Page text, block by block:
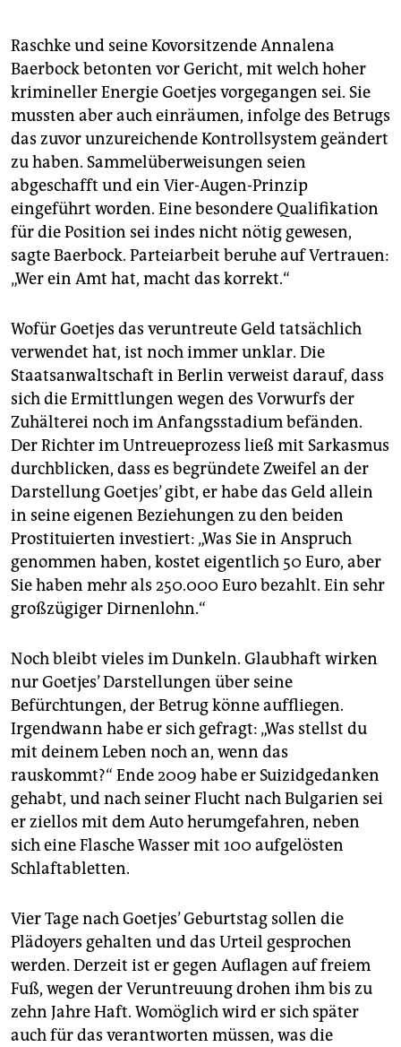
Raschke und seine Kovorsitzende Annalena
Baerbock betonten vor Gericht, mit welch hoher
krimineller Energie Goetjes vorgegangen sei. Sie
mussten aber auch einräumen, infolge des Betrugs
das zuvor unzureichende Kontrollsystem geändert
zu haben. Sammelüberweisungen seien
abgeschafft und ein Vier-Augen-Prinzip
eingeführt worden. Eine besondere Qualifikation
für die Position sei indes nicht nötig gewesen,
sagte Baerbock. Parteiarbeit beruhe auf Vertrauen:
„Wer ein Amt hat, macht das korrekt.“
Wofür Goetjes das veruntreute Geld tatsächlich
verwendet hat, ist noch immer unklar. Die
Staatsanwaltschaft in Berlin verweist darauf, dass
sich die Ermittlungen wegen des Vorwurfs der
Zuhälterei noch im Anfangsstadium befänden.
Der Richter im Untreueprozess ließ mit Sarkasmus
durchblicken, dass es begründete Zweifel an der
Darstellung Goetjes’ gibt, er habe das Geld allein
in seine eigenen Beziehungen zu den beiden
Prostituierten investiert: „Was Sie in Anspruch
genommen haben, kostet eigentlich 50 Euro, aber
Sie haben mehr als 250.000 Euro bezahlt. Ein sehr
großzügiger Dirnenlohn.“
Noch bleibt vieles im Dunkeln. Glaubhaft wirken
nur Goetjes’ Darstellungen über seine
Befürchtungen, der Betrug könne auffliegen.
Irgendwann habe er sich gefragt: „Was stellst du
mit deinem Leben noch an, wenn das
rauskommt?“ Ende 2009 habe er Suizidgedanken
gehabt, und nach seiner Flucht nach Bulgarien sei
er ziellos mit dem Auto herumgefahren, neben
sich eine Flasche Wasser mit 100 aufgelösten
Schlaftabletten.
Vier Tage nach Goetjes’ Geburtstag sollen die
Plädoyers gehalten und das Urteil gesprochen
werden. Derzeit ist er gegen Auflagen auf freiem
Fuß, wegen der Veruntreuung drohen ihm bis zu
zehn Jahre Haft. Womöglich wird er sich später
auch für das verantworten müssen, was die